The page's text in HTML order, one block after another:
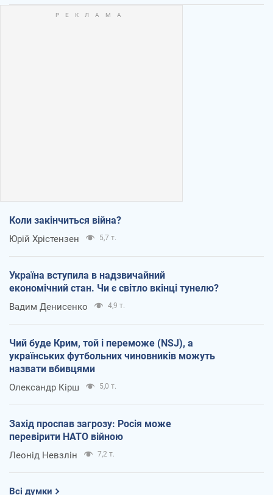
Коли закінчиться війна?
Юрій Хрістензен 5,7 т.
Україна вступила в надзвичайний
економічний стан. Чи є світло вкінці тунелю?
Вадим Денисенко 4,9 т.
Чий буде Крим, той і переможе (NSJ), а
українських футбольних чиновників можуть
назвати вбивцями
Олександр Кірш 5,0 т.
Захід проспав загрозу: Росія може
перевірити НАТО війною
Леонід Невзлін 7,2 т.
Всі думки